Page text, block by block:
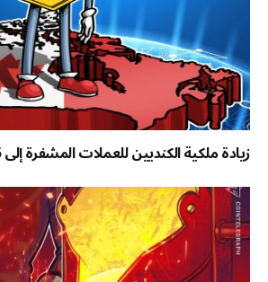
زيادة ملكية الكنديين للعملات المشفرة إلى 25%: استطلاع OSC